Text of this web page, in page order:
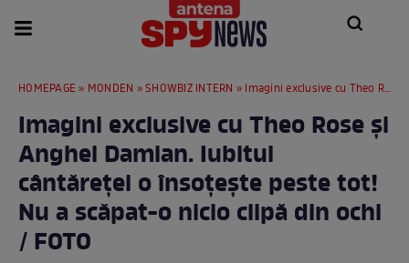
HOMEPAGE » MONDEN »SHOWBIZ INTERN » Imagini exclusive cu Theo Rose și Anghel Damian. Iubitul cântăreței o însoțește peste tot! Nu a scăpat-o nicio clipă din ochi / FOTO
Imagini exclusive cu Theo Rose și
Anghel Damian. Iubitul
cântăreței o însoțește peste tot!
Nu a scăpat-o nicio clipă din ochi
/ FOTO